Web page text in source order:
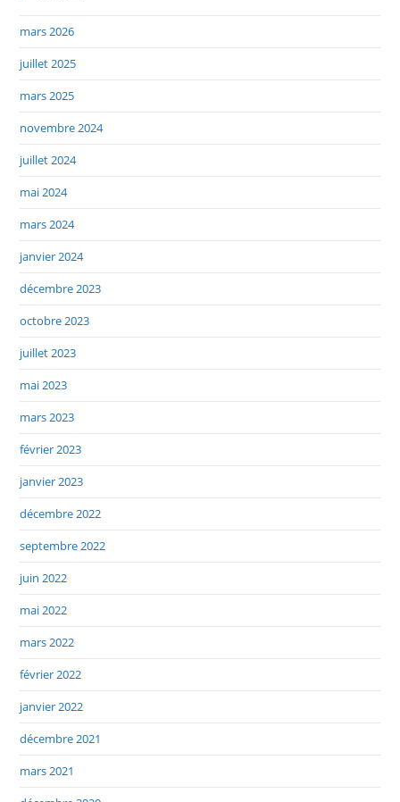
mars 2026
juillet 2025
mars 2025
novembre 2024
juillet 2024
mai 2024
mars 2024
janvier 2024
décembre 2023
octobre 2023
juillet 2023
mai 2023
mars 2023
février 2023
janvier 2023
décembre 2022
septembre 2022
juin 2022
mai 2022
mars 2022
février 2022
janvier 2022
décembre 2021
mars 2021